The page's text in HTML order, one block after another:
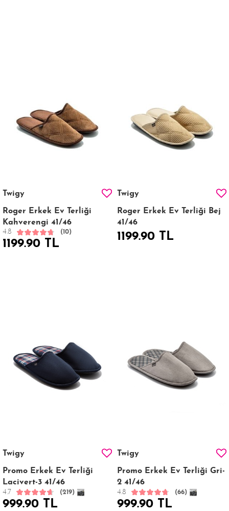
Twigy
Roger Erkek Ev Terliği
Kahverengi 41/46
4.8 (10)
1199.90 TL
Twigy
Roger Erkek Ev Terliği Bej
41/46
1199.90 TL
Twigy
Promo Erkek Ev Terliği
Lacivert-3 41/46
4.7 (219)
999.90 TL
Twigy
Promo Erkek Ev Terliği Gri-
2 41/46
4.8 (66)
999.90 TL